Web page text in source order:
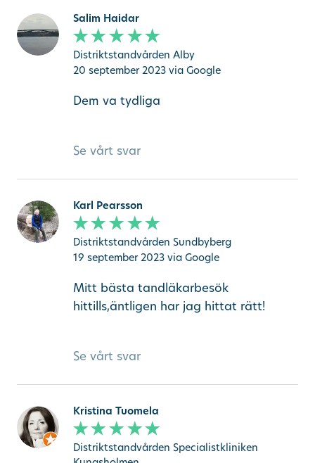
Salim Haidar
Distriktstandvården Alby
20 september 2023 via Google
Dem va tydliga
Se vårt svar
Karl Pearsson
Distriktstandvården Sundbyberg
19 september 2023 via Google
Mitt bästa tandläkarbesök
hittills,äntligen har jag hittat rätt!
Se vårt svar
Kristina Tuomela
Distriktstandvården Specialistkliniken